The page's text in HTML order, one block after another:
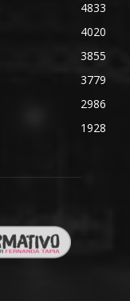
4833
4020
3855
3779
2986
1928